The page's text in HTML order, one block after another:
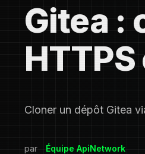
Gitea :
HTTPS
Cloner un dépôt Gitea
par Équipe ApiNetwork